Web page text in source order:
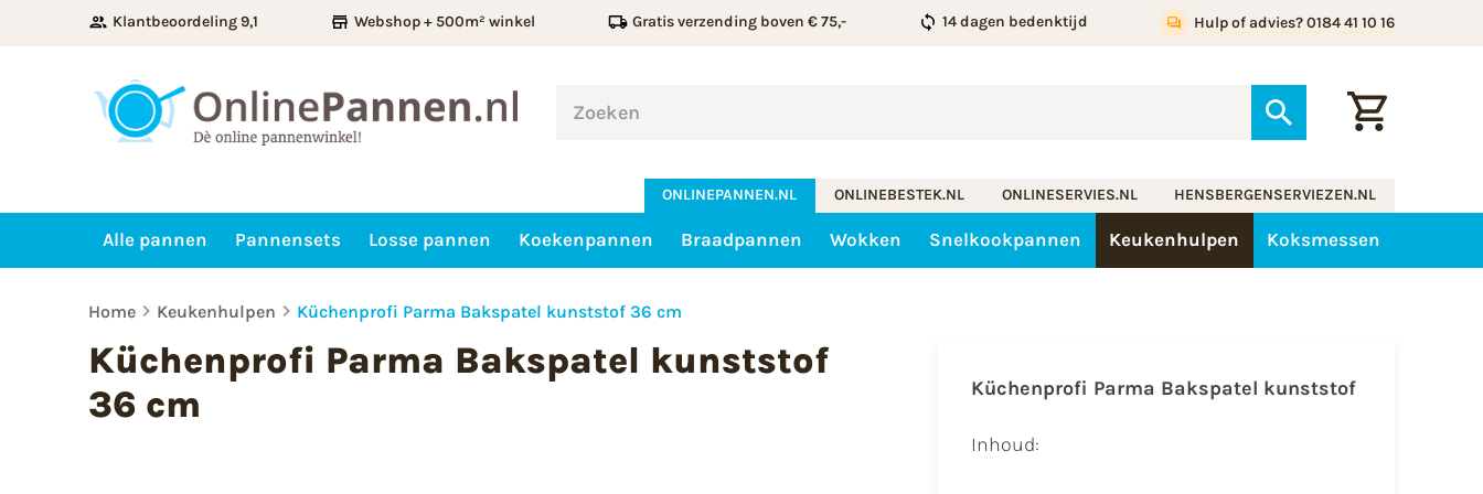
Klantbeoordeling 9,1 Webshop + 500m² winkel Gratis verzending boven € 75,- 14 dagen bedenktijd Hulp of advies? 0184 41 10 16
ONLINEPANNEN.NL ONLINEBESTEK.NL ONLINESERVIES.NL HENSBERGENSERVIEZEN.NL
Alle pannen Pannensets Losse pannen Koekenpannen Braadpannen Wokken Snelkookpannen Keukenhulpen Koksmessen
Home Keukenhulpen Küchenprofi Parma Bakspatel kunststof 36 cm
Küchenprofi Parma Bakspatel kunststof
36 cm
Küchenprofi Parma Bakspatel kunststof
Inhoud: